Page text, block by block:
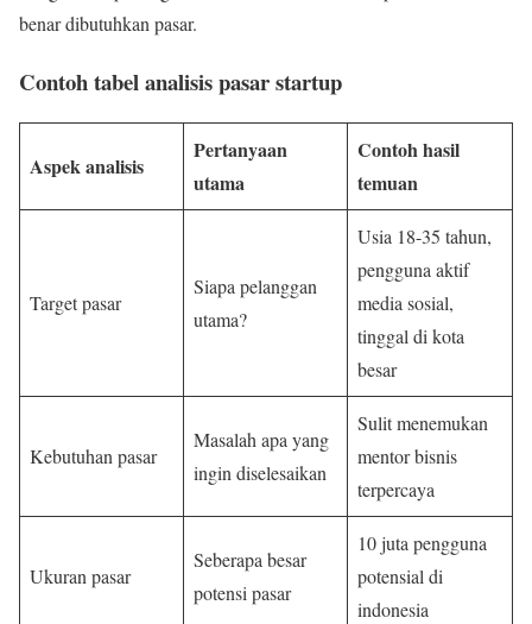
benar dibutuhkan pasar.
Contoh tabel analisis pasar startup
Aspek analisis
Pertanyaan
utama
Contoh hasil
temuan
Target pasar
Siapa pelanggan
utama?
Usia 18-35 tahun,
pengguna aktif
media sosial,
tinggal di kota
besar
Kebutuhan pasar
Masalah apa yang
ingin diselesaikan
Sulit menemukan
mentor bisnis
terpercaya
Ukuran pasar
Seberapa besar
potensi pasar
10 juta pengguna
potensial di
indonesia